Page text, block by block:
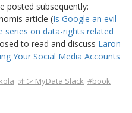
posted subsequently:
article (Is Google an evil
series on data-rights related
to read and discuss Laron
Your Social Media Accounts
オン MyData Slack #book